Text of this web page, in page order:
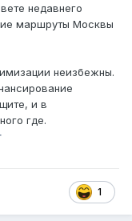
недавнего
маршруты Москвы
неизбежны.
и в
где.
1